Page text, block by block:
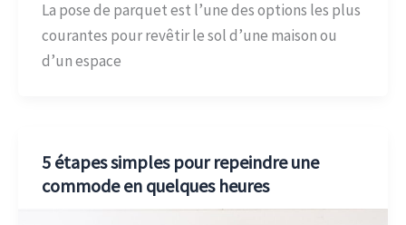
La pose de parquet est l’une des options les plus
courantes pour revêtir le sol d’une maison ou
d’un espace
5 étapes simples pour repeindre une
commode en quelques heures